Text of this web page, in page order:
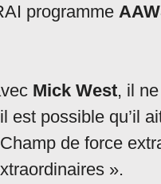
programme
Mick West, il
est possible qu’il
de force
».